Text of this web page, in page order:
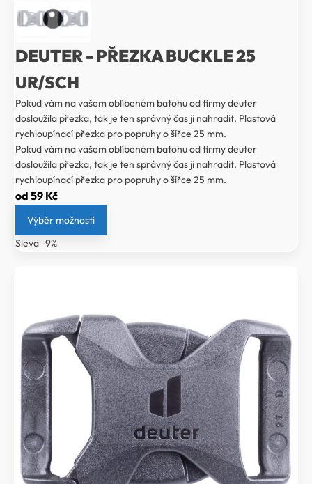
DEUTER - PŘEZKA BUCKLE 25
UR/SCH
Pokud vám na vašem oblíbeném batohu od firmy deuter
dosloužila přezka, tak je ten správný čas ji nahradit. Plastová
rychloupínací přezka pro popruhy o šířce 25 mm.
Pokud vám na vašem oblíbeném batohu od firmy deuter
dosloužila přezka, tak je ten správný čas ji nahradit. Plastová
rychloupínací přezka pro popruhy o šířce 25 mm.
od 59 Kč
Výběr možností
Sleva -9%